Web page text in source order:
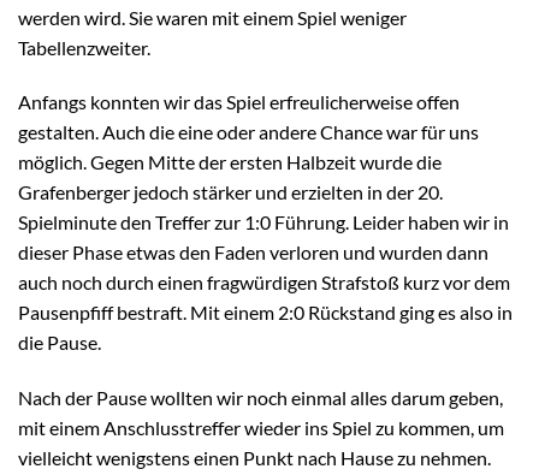
werden wird. Sie waren mit einem Spiel weniger
Tabellenzweiter.
Anfangs konnten wir das Spiel erfreulicherweise offen
gestalten. Auch die eine oder andere Chance war für uns
möglich. Gegen Mitte der ersten Halbzeit wurde die
Grafenberger jedoch stärker und erzielten in der 20.
Spielminute den Treffer zur 1:0 Führung. Leider haben wir in
dieser Phase etwas den Faden verloren und wurden dann
auch noch durch einen fragwürdigen Strafstoß kurz vor dem
Pausenpfiff bestraft. Mit einem 2:0 Rückstand ging es also in
die Pause.
Nach der Pause wollten wir noch einmal alles darum geben,
mit einem Anschlusstreffer wieder ins Spiel zu kommen, um
vielleicht wenigstens einen Punkt nach Hause zu nehmen.